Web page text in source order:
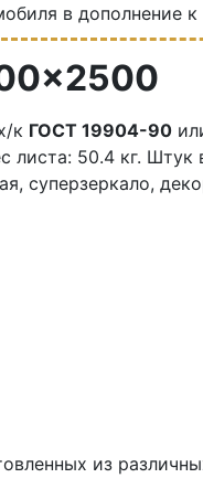
в дополнение
к ГОСТ 19904-90
50.4 кг. Штук
суперзеркало,
из